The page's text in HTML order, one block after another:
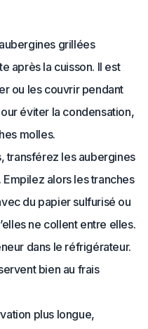
grillées
après la cuisson. Il est
ou les couvrir pendant
éviter la condensation,
molles.
transférez les aubergines
alors les tranches
du papier sulfurisé ou
ne collent entre elles.
dans le réfrigérateur.
bien au frais
plus longue,